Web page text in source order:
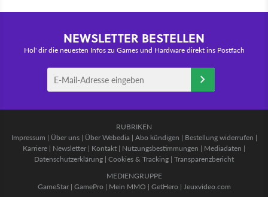
NEWSLETTER BESTELLEN
Hol' dir die neuesten Infos zu Games und Hardware direkt ins Postfach
RUBRIKEN
Impressum | Über uns| Über Webedia | Abo kündigen | Bestellung widerrufen |
Karriere | Newsletter | Kontakt | Nutzungsbestimmungen | Mediadaten |
Datenschutzerklärung | Cookies & Tracking | Transparenzbericht
MEDIENGRUPPE
GameStar| GamePro | Mein MMO | GetHero | Jeuxvideo.com